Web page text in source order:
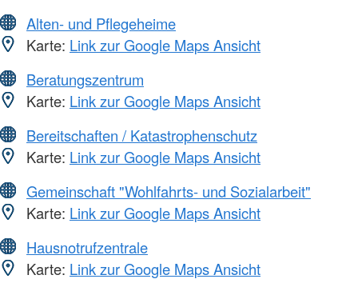
Alten- und Pflegeheime
Karte: Link zur Google Maps Ansicht
Beratungszentrum
Karte: Link zur Google Maps Ansicht
Bereitschaften / Katastrophenschutz
Karte: Link zur Google Maps Ansicht
Gemeinschaft "Wohlfahrts- und Sozialarbeit"
Karte: Link zur Google Maps Ansicht
Hausnotrufzentrale
Karte: Link zur Google Maps Ansicht